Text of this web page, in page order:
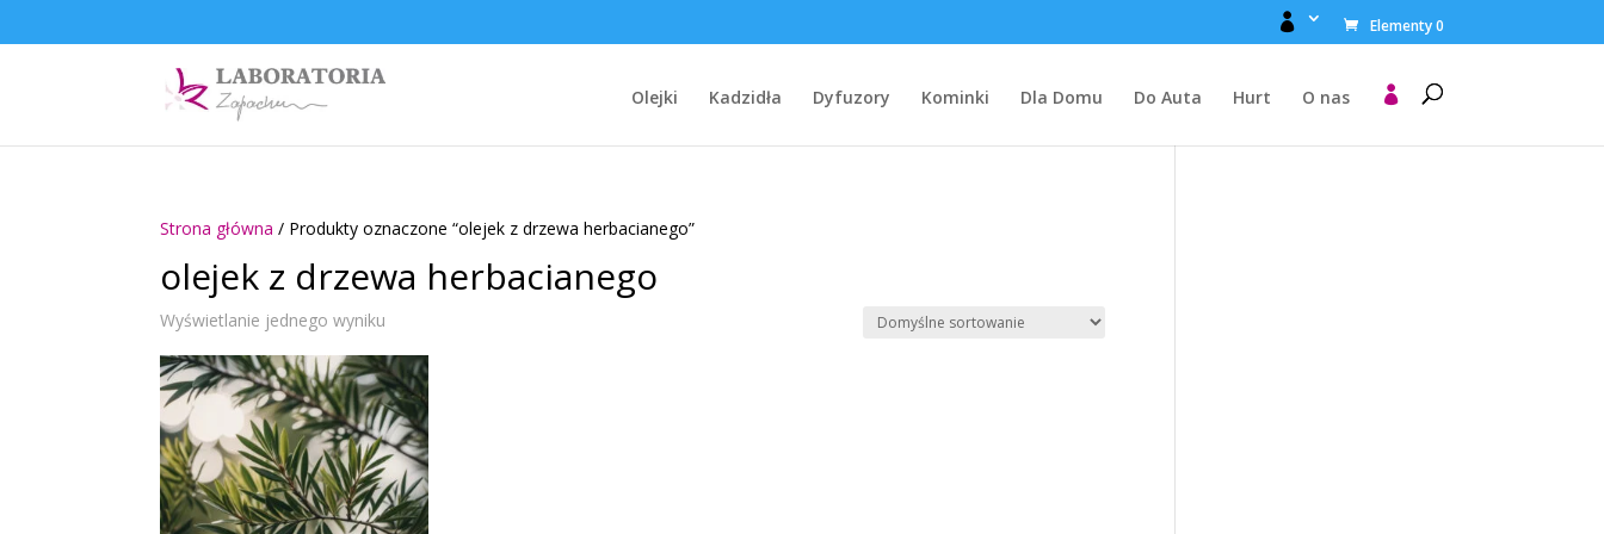
 Elementy 0
Olejki Kadzidła Dyfuzory Kominki Dla Domu Do Auta Hurt O nas 
Strona główna / Produkty oznaczone “olejek z drzewa herbacianego”
olejek z drzewa herbacianego
Wyświetlanie jednego wyniku